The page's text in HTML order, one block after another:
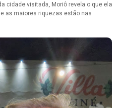
cidade visitada, Moriô revela o que ela
as maiores riquezas estão nas